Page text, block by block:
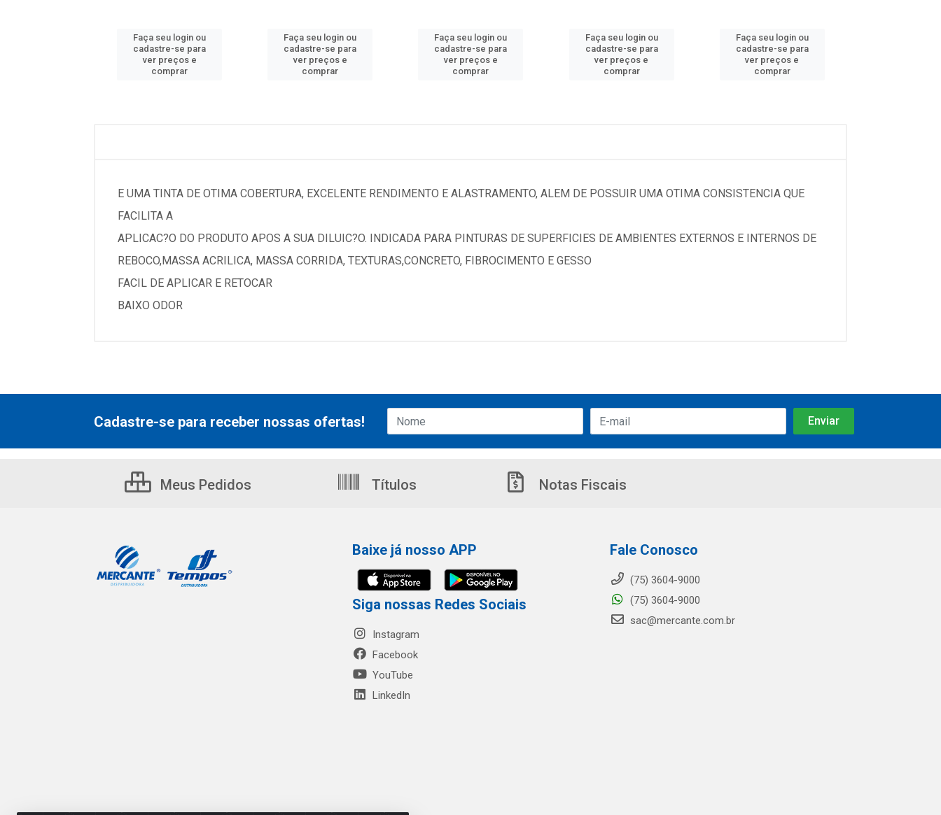
Faça seu login ou
cadastre-se para
ver preços e
comprar
Faça seu login ou
cadastre-se para
ver preços e
comprar
Faça seu login ou
cadastre-se para
ver preços e
comprar
Faça seu login ou
cadastre-se para
ver preços e
comprar
Faça seu login ou
cadastre-se para
ver preços e
comprar
E UMA TINTA DE OTIMA COBERTURA, EXCELENTE RENDIMENTO E ALASTRAMENTO, ALEM DE POSSUIR UMA OTIMA CONSISTENCIA QUE
FACILITA A
APLICAC?O DO PRODUTO APOS A SUA DILUIC?O. INDICADA PARA PINTURAS DE SUPERFICIES DE AMBIENTES EXTERNOS E INTERNOS DE
REBOCO,MASSA ACRILICA, MASSA CORRIDA, TEXTURAS,CONCRETO, FIBROCIMENTO E GESSO
FACIL DE APLICAR E RETOCAR
BAIXO ODOR
Cadastre-se para receber nossas ofertas!
Meus Pedidos Títulos Notas Fiscais
Baixe já nosso APP
Siga nossas Redes Sociais
Instagram
Facebook
YouTube
LinkedIn
Fale Conosco
(75) 3604-9000
(75) 3604-9000
sac@mercante.com.br